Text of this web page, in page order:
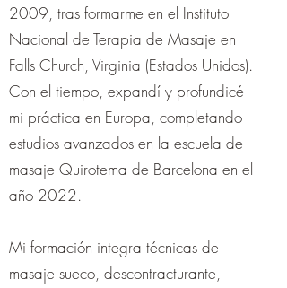
2009, tras formarme en el Instituto
Nacional de Terapia de Masaje en
Falls Church, Virginia (Estados Unidos).
Con el tiempo, expandí y profundicé
mi práctica en Europa, completando
estudios avanzados en la escuela de
masaje Quirotema de Barcelona en el
año 2022.
Mi formación integra técnicas de
masaje sueco, descontracturante,